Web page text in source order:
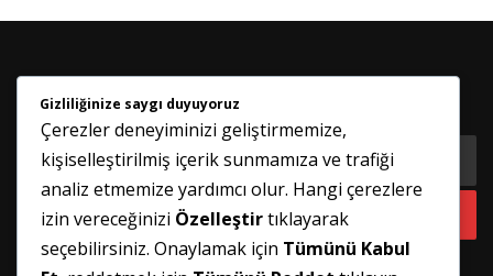
HABER BÜLTENIMIZE KATILIN
Gizliliğinize saygı duyuyoruz
Çerezler deneyiminizi geliştirmemize,
kişiselleştirilmiş içerik sunmamıza ve trafiği
analiz etmemize yardımcı olur. Hangi çerezlere
izin vereceğinizi Özelleştirtıklayarak
seçebilirsiniz. Onaylamak için Tümünü Kabul